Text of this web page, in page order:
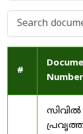
#
Number
സിവിൽ